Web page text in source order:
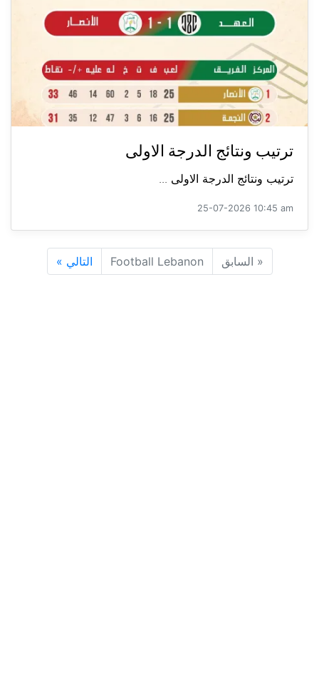
ترتيب ونتائج الدرجة الاولى
ترتيب ونتائج الدرجة الاولى ...
25-07-2026 10:45 am
« السابق Football Lebanon التالي »